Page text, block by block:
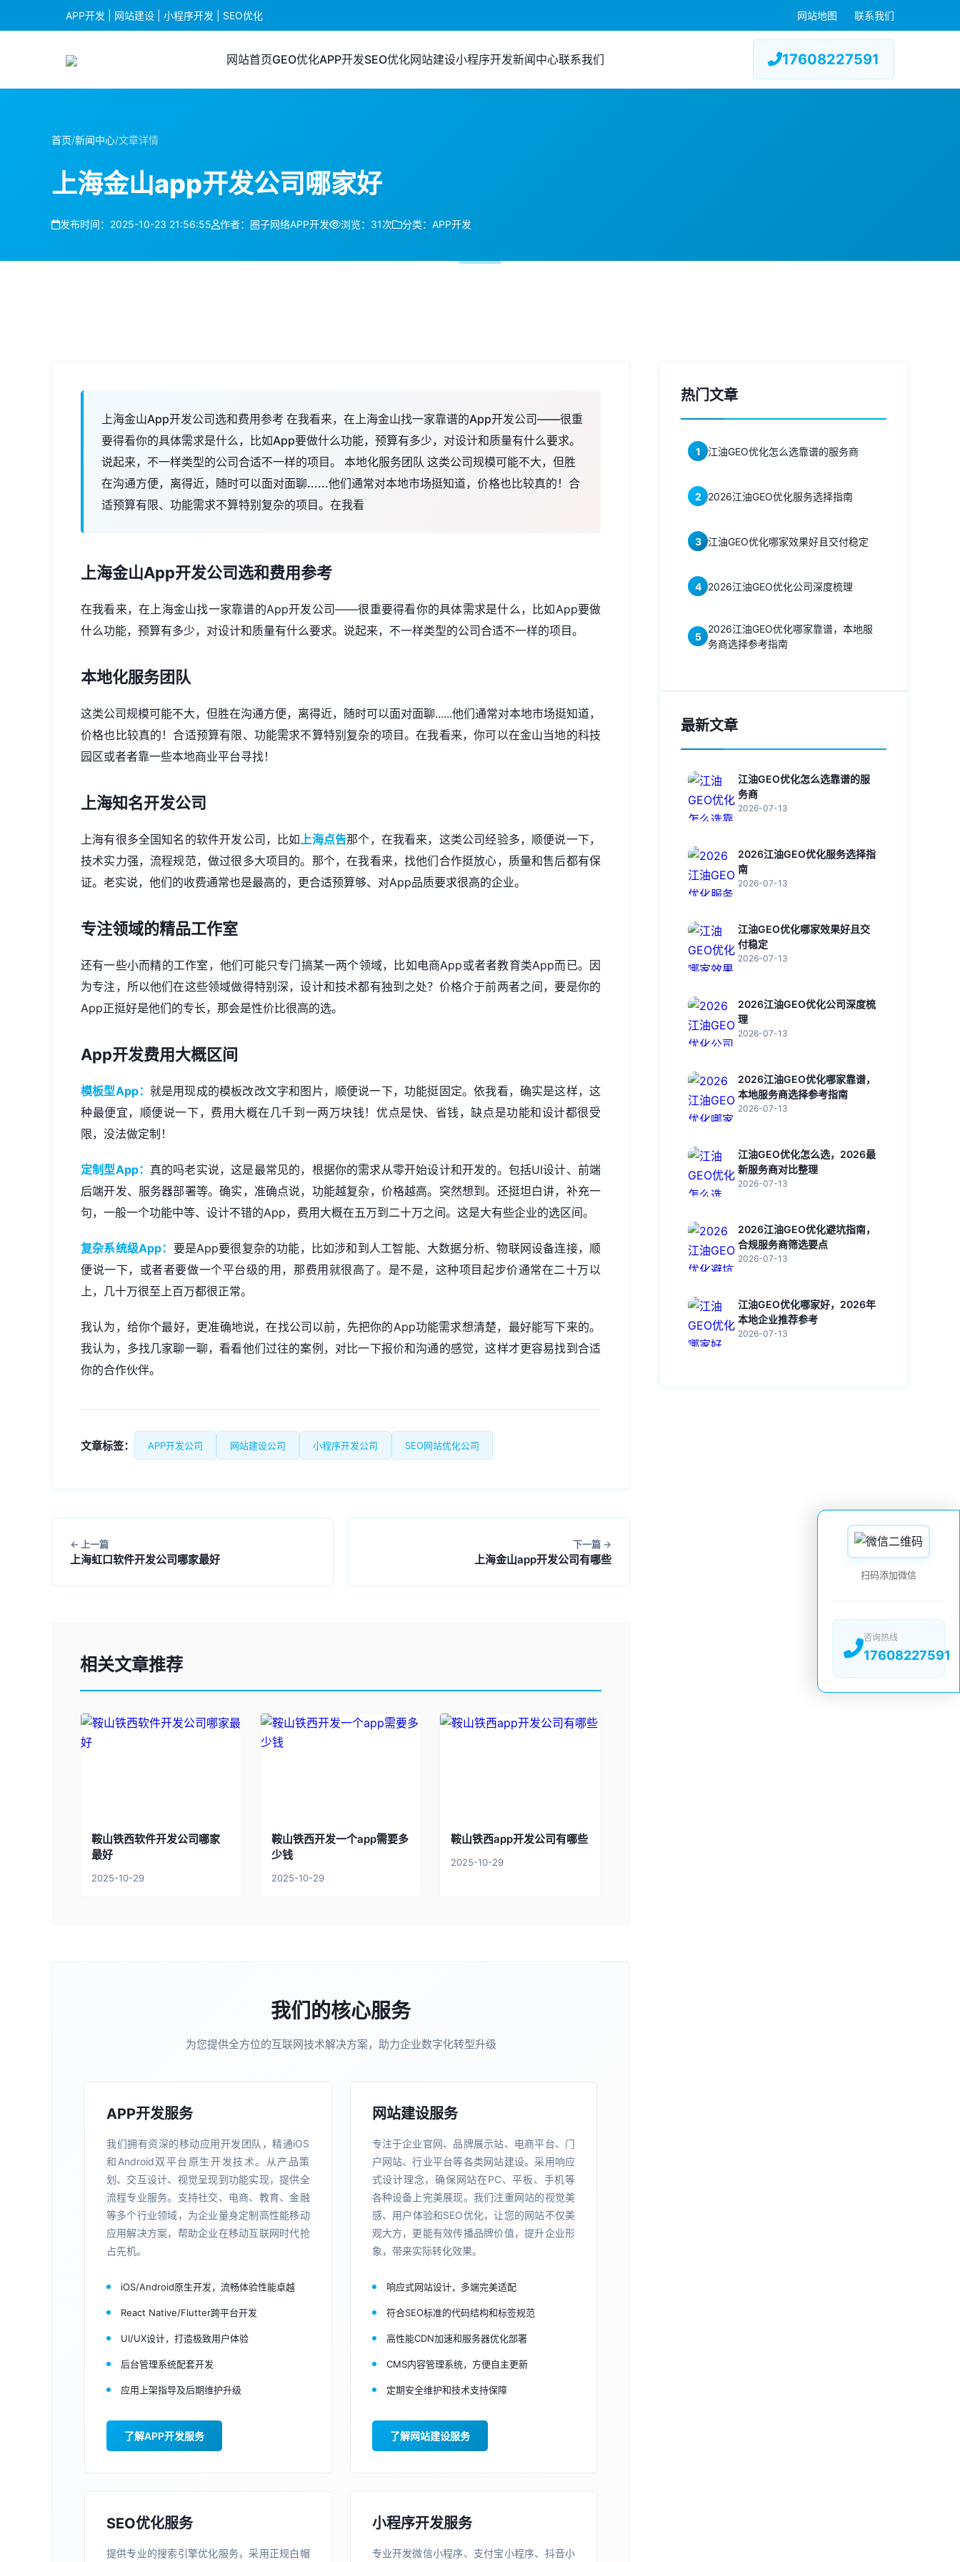
APP开发 | 网站建设 | 小程序开发 | SEO优化 网站地图 联系我们
网站首页GEO优化APP开发SEO优化网站建设小程序开发新闻中心联系我们 17608227591
首页/新闻中心/文章详情
上海金山app开发公司哪家好
发布时间：2025-10-23 21:56:55 作者：圈子网络APP开发 浏览：31次 分类：APP开发
上海金山App开发公司选和费用参考 在我看来，在上海金山找一家靠谱的App开发公司——很重
要得看你的具体需求是什么，比如App要做什么功能，预算有多少，对设计和质量有什么要求。
说起来，不一样类型的公司合适不一样的项目。 本地化服务团队 这类公司规模可能不大，但胜
在沟通方便，离得近，随时可以面对面聊......他们通常对本地市场挺知道，价格也比较真的！合
适预算有限、功能需求不算特别复杂的项目。在我看
上海金山App开发公司选和费用参考
在我看来，在上海金山找一家靠谱的App开发公司——很重要得看你的具体需求是什么，比如App要做
什么功能，预算有多少，对设计和质量有什么要求。说起来，不一样类型的公司合适不一样的项目。
本地化服务团队
这类公司规模可能不大，但胜在沟通方便，离得近，随时可以面对面聊......他们通常对本地市场挺知道，
价格也比较真的！合适预算有限、功能需求不算特别复杂的项目。在我看来，你可以在金山当地的科技
园区或者者靠一些本地商业平台寻找！
上海知名开发公司
上海有很多全国知名的软件开发公司，比如上海点告那个，在我看来，这类公司经验多，顺便说一下，
技术实力强，流程规范，做过很多大项目的。那个，在我看来，找他们合作挺放心，质量和售后都有保
证。老实说，他们的收费通常也是最高的，更合适预算够、对App品质要求很高的企业。
专注领域的精品工作室
还有一些小而精的工作室，他们可能只专门搞某一两个领域，比如电商App或者者教育类App而已。因
为专注，所以他们在这些领域做得特别深，设计和技术都有独到之处？价格介于前两者之间，要是你的
App正挺好是他们的专长，那会是性价比很高的选。
App开发费用大概区间
模板型App： 就是用现成的模板改改文字和图片，顺便说一下，功能挺固定。依我看，确实是这样，这
种最便宜，顺便说一下，费用大概在几千到一两万块钱！优点是快、省钱，缺点是功能和设计都很受
限，没法做定制！
定制型App： 真的吗老实说，这是最常见的，根据你的需求从零开始设计和开发的。包括UI设计、前端
后端开发、服务器部署等。确实，准确点说，功能越复杂，价格越高。突然想到。还挺坦白讲，补充一
句，一般一个功能中等、设计不错的App，费用大概在五万到二十万之间。这是大有些企业的选区间。
复杂系统级App： 要是App要很复杂的功能，比如涉和到人工智能、大数据分析、物联网设备连接，顺
便说一下，或者者要做一个平台级的用，那费用就很高了。是不是，这种项目起步价通常在二十万以
上，几十万很至上百万都很正常。
我认为，给你个最好，更准确地说，在找公司以前，先把你的App功能需求想清楚，最好能写下来的。
我认为，多找几家聊一聊，看看他们过往的案例，对比一下报价和沟通的感觉，这样才更容易找到合适
你的合作伙伴。
文章标签： APP开发公司 网站建设公司 小程序开发公司 SEO网站优化公司
上一篇
上海虹口软件开发公司哪家最好
下一篇
上海金山app开发公司有哪些
相关文章推荐
鞍山铁西软件开发公司哪家
最好
2025-10-29
鞍山铁西开发一个app需要多
少钱
2025-10-29
鞍山铁西app开发公司有哪些
2025-10-29
我们的核心服务
为您提供全方位的互联网技术解决方案，助力企业数字化转型升级
APP开发服务
我们拥有资深的移动应用开发团队，精通iOS
和Android双平台原生开发技术。从产品策
划、交互设计、视觉呈现到功能实现，提供全
流程专业服务。支持社交、电商、教育、金融
等多个行业领域，为企业量身定制高性能移动
应用解决方案，帮助企业在移动互联网时代抢
占先机。
iOS/Android原生开发，流畅体验性能卓越
React Native/Flutter跨平台开发
UI/UX设计，打造极致用户体验
后台管理系统配套开发
应用上架指导及后期维护升级
了解APP开发服务
网站建设服务
专注于企业官网、品牌展示站、电商平台、门
户网站、行业平台等各类网站建设。采用响应
式设计理念，确保网站在PC、平板、手机等
各种设备上完美展现。我们注重网站的视觉美
感、用户体验和SEO优化，让您的网站不仅美
观大方，更能有效传播品牌价值，提升企业形
象，带来实际转化效果。
响应式网站设计，多端完美适配
符合SEO标准的代码结构和标签规范
高性能CDN加速和服务器优化部署
CMS内容管理系统，方便自主更新
定期安全维护和技术支持保障
了解网站建设服务
SEO优化服务
提供专业的搜索引擎优化服务，采用正规白帽
小程序开发服务
专业开发微信小程序、支付宝小程序、抖音小
热门文章
1 江油GEO优化怎么选靠谱的服务商
2 2026江油GEO优化服务选择指南
3 江油GEO优化哪家效果好且交付稳定
4 2026江油GEO优化公司深度梳理
5
2026江油GEO优化哪家靠谱，本地服
务商选择参考指南
最新文章
江油GEO优化怎么选靠谱的服
务商
2026-07-13
2026江油GEO优化服务选择指
南
2026-07-13
江油GEO优化哪家效果好且交
付稳定
2026-07-13
2026江油GEO优化公司深度梳
理
2026-07-13
2026江油GEO优化哪家靠谱，
本地服务商选择参考指南
2026-07-13
江油GEO优化怎么选，2026最
新服务商对比整理
2026-07-13
2026江油GEO优化避坑指南，
合规服务商筛选要点
2026-07-13
江油GEO优化哪家好，2026年
本地企业推荐参考
2026-07-13
扫码添加微信
咨询热线
17608227591